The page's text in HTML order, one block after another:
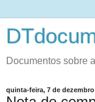
Documentos sobre
quinta-feira, 7 de dezembro